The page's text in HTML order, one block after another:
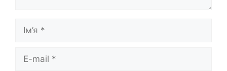
mail